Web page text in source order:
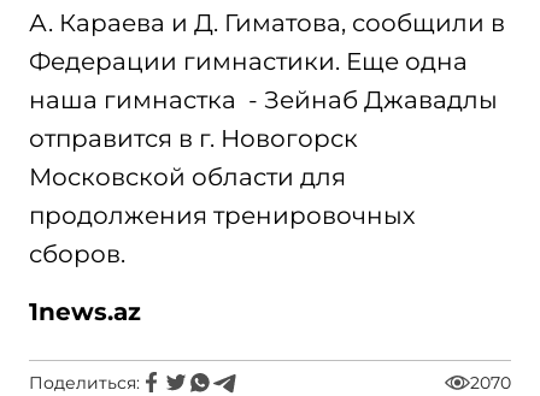
А. Караева и Д. Гиматова, сообщили в
Федерации гимнастики. Еще одна
наша гимнастка - Зейнаб Джавадлы
отправится в г. Новогорск
Московской области для
продолжения тренировочных
сборов.
1news.az
Поделиться: 2070